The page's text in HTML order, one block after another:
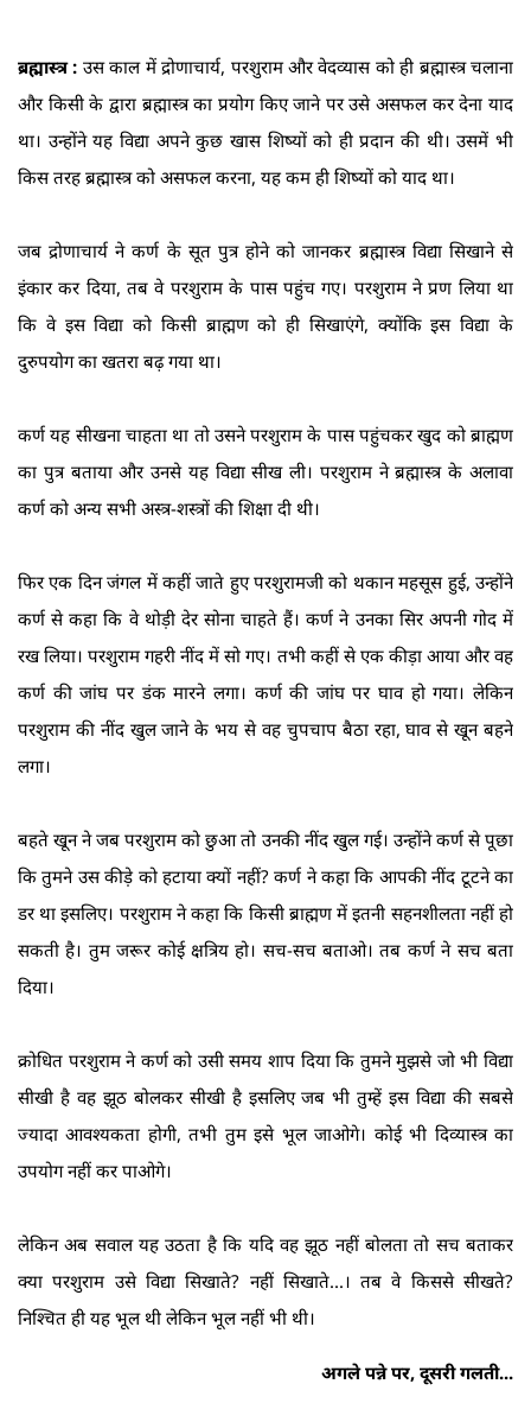
ब्रह्मास्त्र : उस काल में द्रोणाचार्य, परशुराम और वेदव्यास को ही ब्रह्मास्त्र चलाना
और किसी के द्वारा ब्रह्मास्त्र का प्रयोग किए जाने पर उसे असफल कर देना याद
था। उन्होंने यह विद्या अपने कुछ खास शिष्यों को ही प्रदान की थी। उसमें भी
किस तरह ब्रह्मास्त्र को असफल करना, यह कम ही शिष्यों को याद था।
जब द्रोणाचार्य ने कर्ण के सूत पुत्र होने को जानकर ब्रह्मास्त्र विद्या सिखाने से
इंकार कर दिया, तब वे परशुराम के पास पहुंच गए। परशुराम ने प्रण लिया था
कि वे इस विद्या को किसी ब्राह्मण को ही सिखाएंगे, क्योंकि इस विद्या के
दुरुपयोग का खतरा बढ़ गया था।
कर्ण यह सीखना चाहता था तो उसने परशुराम के पास पहुंचकर खुद को ब्राह्मण
का पुत्र बताया और उनसे यह विद्या सीख ली। परशुराम ने ब्रह्मास्त्र के अलावा
कर्ण को अन्य सभी अस्त्र-शस्त्रों की शिक्षा दी थी।
फिर एक दिन जंगल में कहीं जाते हुए परशुरामजी को थकान महसूस हुई, उन्होंने
कर्ण से कहा कि वे थोड़ी देर सोना चाहते हैं। कर्ण ने उनका सिर अपनी गोद में
रख लिया। परशुराम गहरी नींद में सो गए। तभी कहीं से एक कीड़ा आया और वह
कर्ण की जांघ पर डंक मारने लगा। कर्ण की जांघ पर घाव हो गया। लेकिन
परशुराम की नींद खुल जाने के भय से वह चुपचाप बैठा रहा, घाव से खून बहने
लगा।
बहते खून ने जब परशुराम को छुआ तो उनकी नींद खुल गई। उन्होंने कर्ण से पूछा
कि तुमने उस कीड़े को हटाया क्यों नहीं? कर्ण ने कहा कि आपकी नींद टूटने का
डर था इसलिए। परशुराम ने कहा कि किसी ब्राह्मण में इतनी सहनशीलता नहीं हो
सकती है। तुम जरूर कोई क्षत्रिय हो। सच-सच बताओ। तब कर्ण ने सच बता
दिया।
क्रोधित परशुराम ने कर्ण को उसी समय शाप दिया कि तुमने मुझसे जो भी विद्या
सीखी है वह झूठ बोलकर सीखी है इसलिए जब भी तुम्हें इस विद्या की सबसे
ज्यादा आवश्यकता होगी, तभी तुम इसे भूल जाओगे। कोई भी दिव्यास्त्र का
उपयोग नहीं कर पाओगे।
लेकिन अब सवाल यह उठता है कि यदि वह झूठ नहीं बोलता तो सच बताकर
क्या परशुराम उसे विद्या सिखाते? नहीं सिखाते...। तब वे किससे सीखते?
निश्‍चित ही यह भूल थी लेकिन भूल नहीं भी थी।
अगले पन्ने पर, दूसरी गलती...